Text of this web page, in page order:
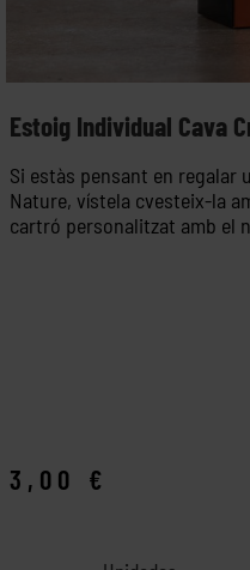
Estoig Individual Cava
Si estàs pensant en regalar
Nature, vístela cvesteix-la
cartró personalitzat amb el
3,00 €